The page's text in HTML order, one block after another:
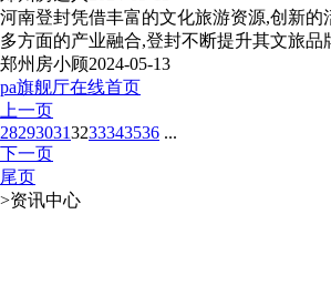
河南登封凭借丰富的文化旅游资源,创新
多方面的产业融合,登封不断提升其文旅品
郑州房小顾2024-05-13
pa旗舰厅在线首页
上一页
282930313233343536 ...
下一页
尾页
>资讯中心